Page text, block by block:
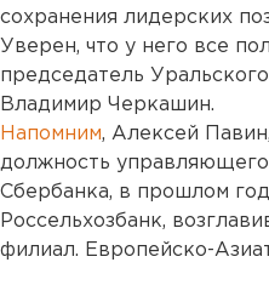
сохранения лидерских
Уверен, что у него все
председатель
Владимир Черкашин.
Напомним, Алексей
должность
Сбербанка, в прошлом
Россельхозбанк,
филиал. Европейско-